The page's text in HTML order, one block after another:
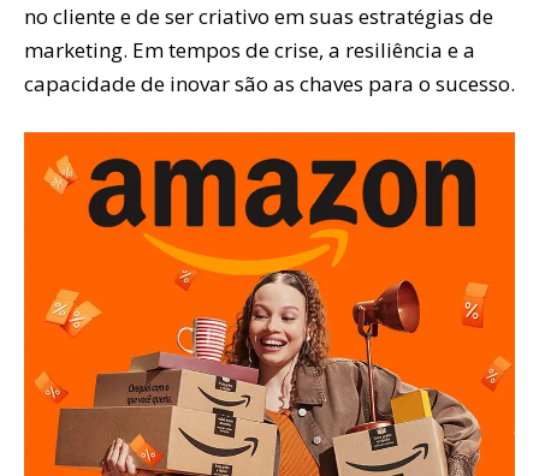
no cliente e de ser criativo em suas estratégias de
marketing. Em tempos de crise, a resiliência e a
capacidade de inovar são as chaves para o sucesso.